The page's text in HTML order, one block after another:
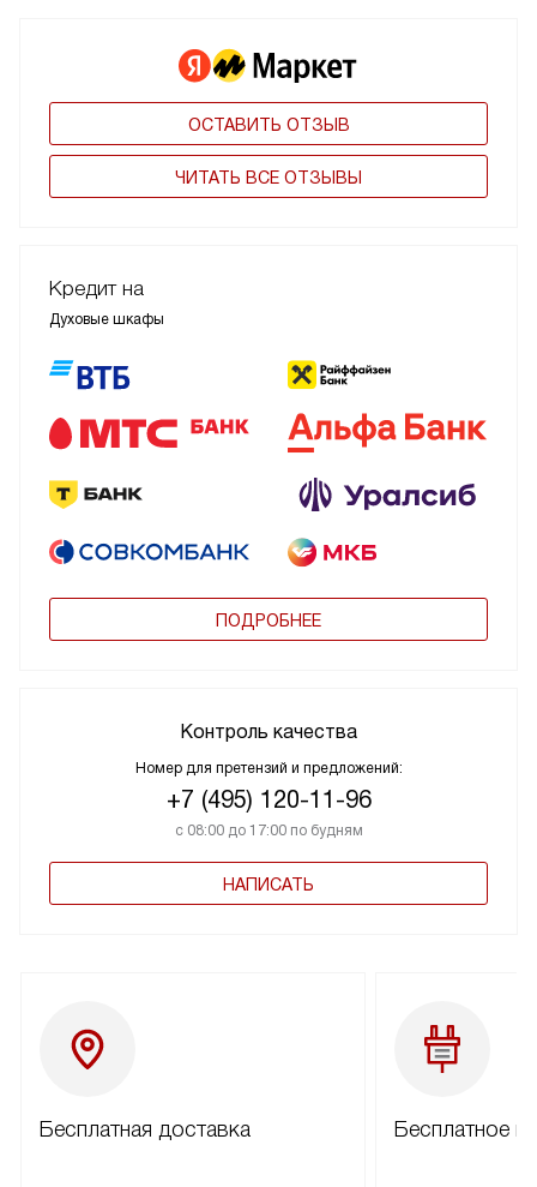
ОСТАВИТЬ ОТЗЫВ
ЧИТАТЬ ВСЕ ОТЗЫВЫ
Кредит на
Духовые шкафы
ПОДРОБНЕЕ
Контроль качества
Номер для претензий и предложений:
+7 (495) 120-11-96
с 08:00 до 17:00 по будням
НАПИСАТЬ
Бесплатная доставка Бесплатное